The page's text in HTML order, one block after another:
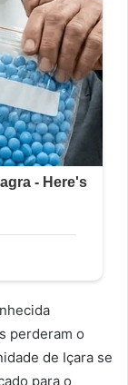
perderam o
de Içara se
para o